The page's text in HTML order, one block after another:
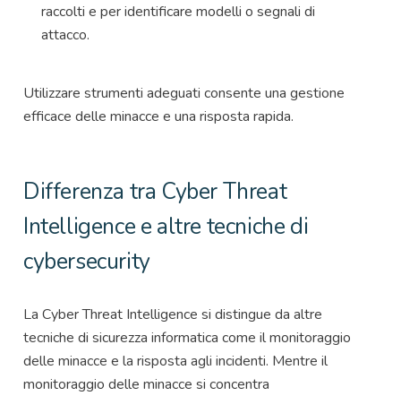
raccolti e per identificare modelli o segnali di
attacco.
Utilizzare strumenti adeguati consente una gestione
efficace delle minacce e una risposta rapida.
Differenza tra Cyber Threat
Intelligence e altre tecniche di
cybersecurity
La Cyber Threat Intelligence si distingue da altre
tecniche di sicurezza informatica come il monitoraggio
delle minacce e la risposta agli incidenti. Mentre il
monitoraggio delle minacce si concentra